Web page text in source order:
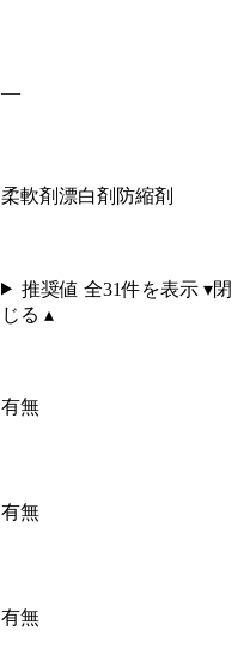
—
柔軟剤漂白剤 防縮剤
推奨値 全31件を表示 ▾閉
じる ▴
有無
有無
有無